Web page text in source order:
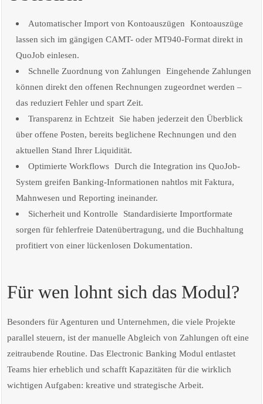
Automatischer Import von Kontoauszügen Kontoauszüge
lassen sich im gängigen CAMT- oder MT940-Format direkt in
QuoJob einlesen.
Schnelle Zuordnung von Zahlungen Eingehende Zahlungen
können direkt den offenen Rechnungen zugeordnet werden –
das reduziert Fehler und spart Zeit.
Transparenz in Echtzeit Sie haben jederzeit den Überblick
über offene Posten, bereits beglichene Rechnungen und den
aktuellen Stand Ihrer Liquidität.
Optimierte Workflows Durch die Integration ins QuoJob-
System greifen Banking-Informationen nahtlos mit Faktura,
Mahnwesen und Reporting ineinander.
Sicherheit und Kontrolle Standardisierte Importformate
sorgen für fehlerfreie Datenübertragung, und die Buchhaltung
profitiert von einer lückenlosen Dokumentation.
Für wen lohnt sich das Modul?
Besonders für Agenturen und Unternehmen, die viele Projekte
parallel steuern, ist der manuelle Abgleich von Zahlungen oft eine
zeitraubende Routine. Das Electronic Banking Modul entlastet
Teams hier erheblich und schafft Kapazitäten für die wirklich
wichtigen Aufgaben: kreative und strategische Arbeit.